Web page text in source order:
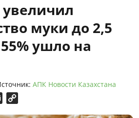
увеличил
муки до 2,5
ушло на
АПК Новости Казахстана
Email